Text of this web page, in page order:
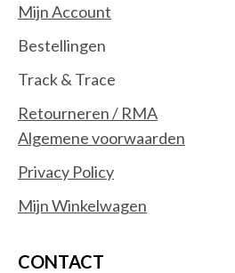
Mijn Account
Bestellingen
Track & Trace
Retourneren / RMA
Algemene voorwaarden
Privacy Policy
Mijn Winkelwagen
CONTACT